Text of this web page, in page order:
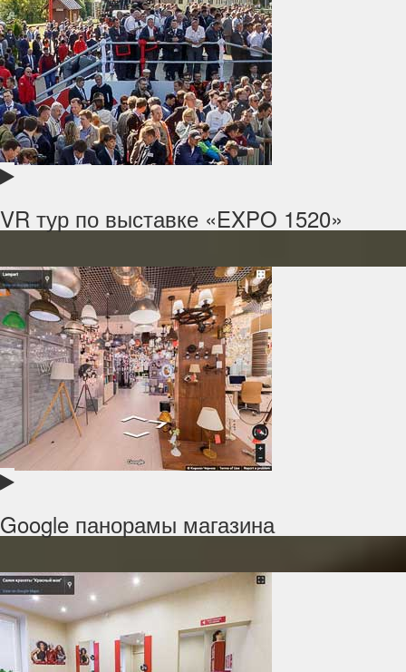
VR тур по выставке «EXPO 1520»
Google панорамы магазина